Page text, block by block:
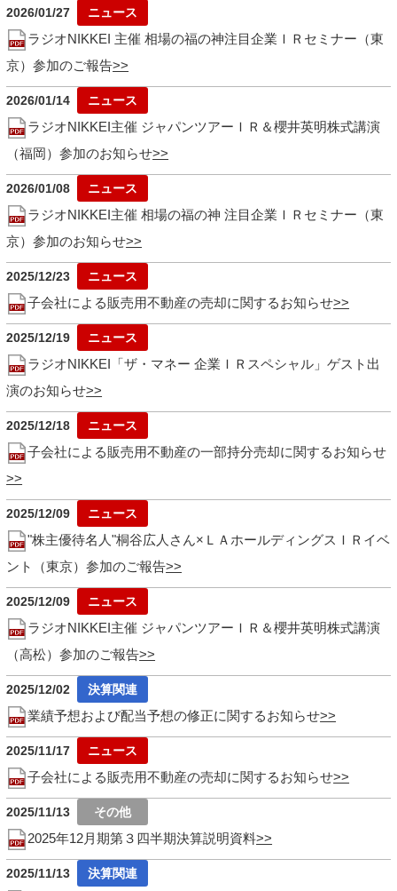
2026/01/27
ラジオNIKKEI 主催 相場の福の神注目企業ＩＲセミナー（東
京）参加のご報告
2026/01/14
ラジオNIKKEI主催 ジャパンツアーＩＲ＆櫻井英明株式講演
（福岡）参加のお知らせ
2026/01/08
ラジオNIKKEI主催 相場の福の神 注目企業ＩＲセミナー（東
京）参加のお知らせ
2025/12/23
子会社による販売用不動産の売却に関するお知らせ
2025/12/19
ラジオNIKKEI「ザ・マネー 企業ＩＲスペシャル」ゲスト出
演のお知らせ
2025/12/18
子会社による販売用不動産の一部持分売却に関するお知らせ
2025/12/09
"株主優待名人"桐谷広人さん×ＬＡホールディングスＩＲイベ
ント（東京）参加のご報告
2025/12/09
ラジオNIKKEI主催 ジャパンツアーＩＲ＆櫻井英明株式講演
（高松）参加のご報告
2025/12/02
業績予想および配当予想の修正に関するお知らせ
2025/11/17
子会社による販売用不動産の売却に関するお知らせ
2025/11/13
2025年12月期第３四半期決算説明資料
2025/11/13